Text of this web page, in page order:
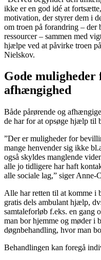
ikke er en god idé at
motivation, der styrer dem i
om troen på forandring – der
ressourcer – sammen med
hjælpe ved at påvirke troen
Nielskov.
Gode
afhængighed
Både pårørende og
de har for at opsøge hjælp til
”Der er muligheder for
mange henvender sig ikke
også skyldes manglende
alle jo tidligere har haft
alle sociale lag,” siger Anne-
Alle har retten til at komme i
gratis dels ambulant hjælp,
samtaleforløb f.eks. en gang
man bor hjemme og møder i
døgnbehandling, hvor man
Behandlingen kan foregå